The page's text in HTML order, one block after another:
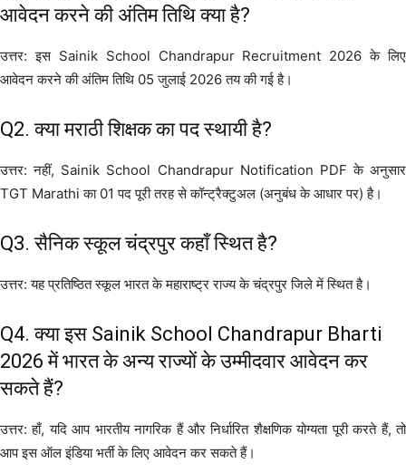
आवेदन करने की अंतिम तिथि क्या है?
उत्तर: इस Sainik School Chandrapur Recruitment 2026 के लिए
आवेदन करने की अंतिम तिथि 05 जुलाई 2026 तय की गई है।
Q2. क्या मराठी शिक्षक का पद स्थायी है?
उत्तर: नहीं, Sainik School Chandrapur Notification PDF के अनुसार
TGT Marathi का 01 पद पूरी तरह से कॉन्ट्रैक्टुअल (अनुबंध के आधार पर) है।
Q3. सैनिक स्कूल चंद्रपुर कहाँ स्थित है?
उत्तर: यह प्रतिष्ठित स्कूल भारत के महाराष्ट्र राज्य के चंद्रपुर जिले में स्थित है।
Q4. क्या इस Sainik School Chandrapur Bharti
2026 में भारत के अन्य राज्यों के उम्मीदवार आवेदन कर
सकते हैं?
उत्तर: हाँ, यदि आप भारतीय नागरिक हैं और निर्धारित शैक्षणिक योग्यता पूरी करते हैं, तो
आप इस ऑल इंडिया भर्ती के लिए आवेदन कर सकते हैं।